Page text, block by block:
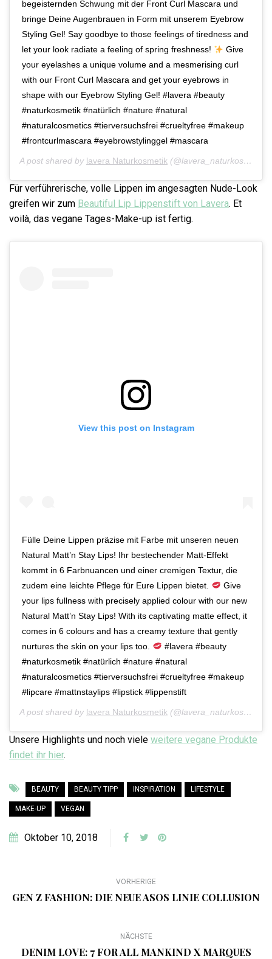
begeisternden Schwung mit der Front Curl Mascara und
bringe Deine Augenbrauen in Form mit unserem Eyebrow
Styling Gel! Say goodbye to those feelings of tiredness and
let your look radiate a feeling of spring freshness!
Give
your eyelashes a unique volume and a mesmerising curl
with our Front Curl Mascara and get your eyebrows in
shape with our Eyebrow Styling Gel! #lavera #beauty
#naturkosmetik #natürlich #nature #natural
#naturalcosmetics #tierversuchsfrei #crueltyfree #makeup
#frontcurlmascara #eyebrowstylinggel #mascara
A post shared by lavera Naturkosmetik (@lavera_naturkosmetik) on
Für verführerische, volle Lippen im angesagten Nude-Look
greifen wir zum Beautiful Lip Lippenstift von Lavera. Et
voilà, das vegane Tages-Make-up ist fertig.
View this post on Instagram
Fülle Deine Lippen präzise mit Farbe mit unseren neuen
Natural Matt’n Stay Lips! Ihr bestechender Matt-Effekt
kommt in 6 Farbnuancen und einer cremigen Textur, die
zudem eine leichte Pflege für Eure Lippen bietet.
Give
your lips fullness with precisely applied colour with our new
Natural Matt’n Stay Lips! With its captivating matte effect, it
comes in 6 colours and has a creamy texture that gently
nurtures the skin on your lips too.
#lavera #beauty
#naturkosmetik #natürlich #nature #natural
#naturalcosmetics #tierversuchsfrei #crueltyfree #makeup
#lipcare #mattnstaylips #lipstick #lippenstift
A post shared by lavera Naturkosmetik (@lavera_naturkosmetik) on
Unsere Highlights und noch viele weitere vegane Produkte
findet ihr hier.
BEAUTY BEAUTY TIPP INSPIRATION LIFESTYLE
MAKE-UP VEGAN
Oktober 10, 2018
VORHERIGE
GEN Z FASHION: DIE NEUE ASOS LINIE COLLUSION
NÄCHSTE
DENIM LOVE: 7 FOR ALL MANKIND X MARQUES